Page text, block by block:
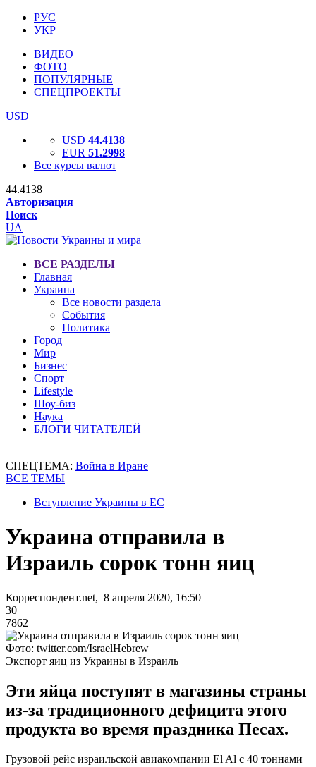
РУС
УКР
ВИДЕО
ФОТО
ПОПУЛЯРНЫЕ
СПЕЦПРОЕКТЫ
USD
USD 44.4138
EUR 51.2998
Все курсы валют
44.4138
Авторизация
Поиск
UA
ВСЕ РАЗДЕЛЫ
Главная
Украина
Все новости раздела
События
Политика
Город
Мир
Бизнес
Спорт
Lifestyle
Шоу-биз
Наука
БЛОГИ ЧИТАТЕЛЕЙ
СПЕЦТЕМА: Война в Иране
ВСЕ ТЕМЫ
Вступление Украины в ЕС
Украина отправила в
Израиль сорок тонн яиц
Корреспондент.net, 8 апреля 2020, 16:50
30
7862
Фото: twitter.com/IsraelHebrew
Экспорт яиц из Украины в Израиль
Эти яйца поступят в магазины страны
из-за традиционного дефицита этого
продукта во время праздника Песах.
Грузовой рейс израильской авиакомпании El Al с 40 тоннами